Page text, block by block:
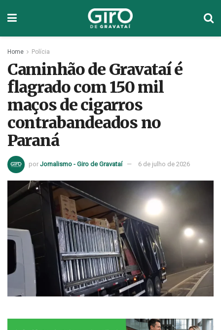
Home Polícia
Caminhão de Gravataí é
flagrado com 150 mil
maços de cigarros
contrabandeados no
Paraná
por Jornalismo - Giro de Gravataí 6 de julho de 2026